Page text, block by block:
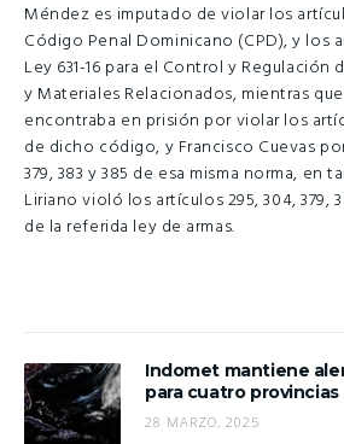
Méndez es imputado de violar los
Código Penal Dominicano (CPD), y los
Ley 631-16 para el Control y Regulación
y Materiales Relacionados, mientras
encontraba en prisión por violar los
de dicho código, y Francisco Cuevas
379, 383 y 385 de esa misma norma, en
Liriano violó los artículos 295, 304, 379,
de la referida ley de armas.
Indomet mantiene
para cuatro provincias
28 MARZO, 2025